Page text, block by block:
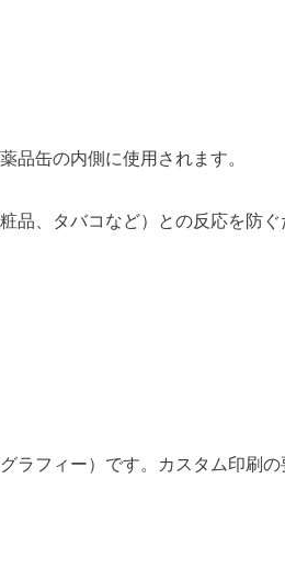
品缶の内側に使用されます。
品、タバコなど）との反応を防
フィー）です。カスタム印刷